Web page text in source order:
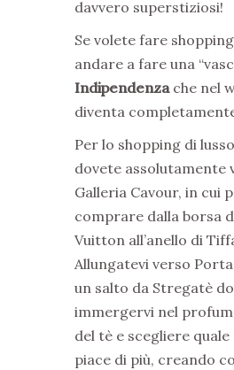
davvero superstiziosi!
Se volete fare
andare a fare una
Indipendenzache nel
diventa
Per lo shopping di
dovete assolutamente
Galleria Cavour, in cui
comprare dalla borsa
Vuitton all’anello di
Allungatevi verso
un salto da Stregatè
immergervi nel
del tè e scegliere quale
piace di più, creando